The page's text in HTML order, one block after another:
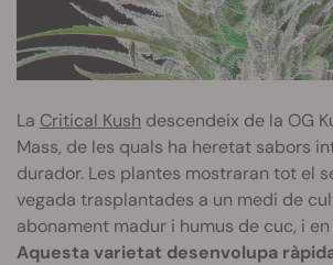
La Critical Kush descendeix de la OG
Mass, de les quals ha heretat sabors
durador. Les plantes mostraran tot el
vegada trasplantades a un medi de
abonament madur i humus de cuc, i
Aquesta varietat desenvolupa